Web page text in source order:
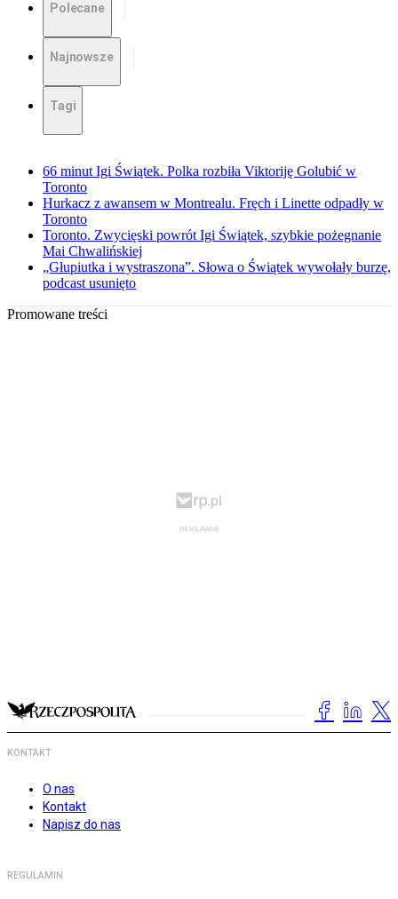
Polecane
Najnowsze
Tagi
66 minut Igi Świątek. Polka rozbiła Viktoriję Golubić w
Toronto
Hurkacz z awansem w Montrealu. Fręch i Linette odpadły w
Toronto
Toronto. Zwycięski powrót Igi Świątek, szybkie pożegnanie
Mai Chwalińskiej
„Głupiutka i wystraszona”. Słowa o Świątek wywołały burzę,
podcast usunięto
Promowane treści
KONTAKT
O nas
Kontakt
Napisz do nas
REGULAMIN